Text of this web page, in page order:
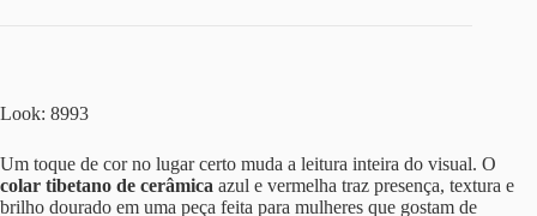
Look: 8993
Um toque de cor no lugar certo muda a leitura inteira do visual. O
colar tibetano de cerâmica azul e vermelha traz presença, textura e
brilho dourado em uma peça feita para mulheres que gostam de